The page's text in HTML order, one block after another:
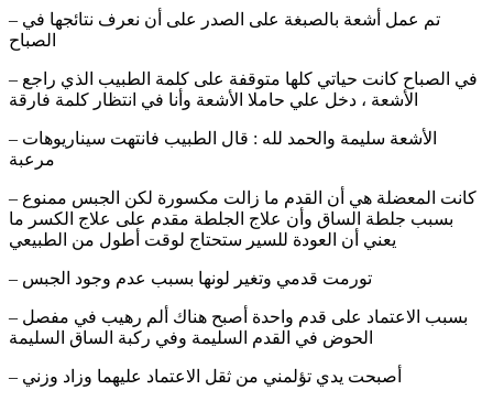
– تم عمل أشعة بالصبغة على الصدر على أن نعرف نتائجها في
الصباح
– في الصباح كانت حياتي كلها متوقفة على كلمة الطبيب الذي راجع
الأشعة ، دخل علي حاملا الأشعة وأنا في انتظار كلمة فارقة
– الأشعة سليمة والحمد لله : قال الطبيب فانتهت سيناريوهات
مرعبة
– كانت المعضلة هي أن القدم ما زالت مكسورة لكن الجبس ممنوع
بسبب جلطة الساق وأن علاج الجلطة مقدم على علاج الكسر ما
يعني أن العودة للسير ستحتاج لوقت أطول من الطبيعي
– تورمت قدمي وتغير لونها بسبب عدم وجود الجبس
– بسبب الاعتماد على قدم واحدة أصبح هناك ألم رهيب في مفصل
الحوض في القدم السليمة وفي ركبة الساق السليمة
– أصبحت يدي تؤلمني من ثقل الاعتماد عليهما وزاد وزني